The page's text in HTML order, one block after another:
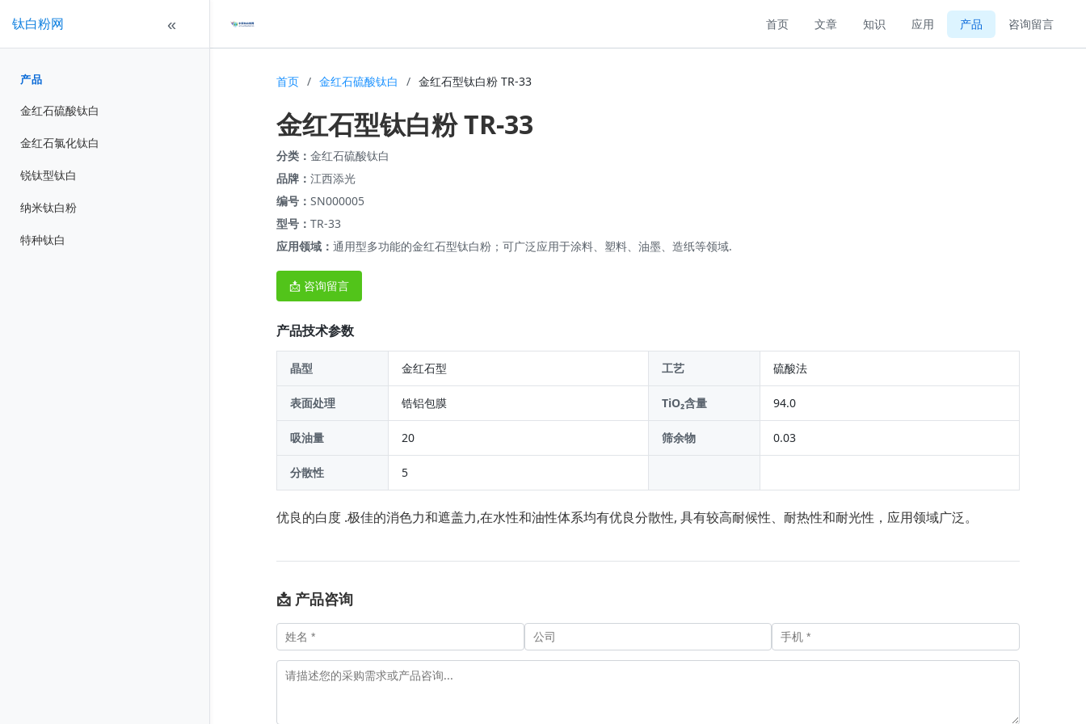
钛白粉网 «
产品
金红石硫酸钛白
金红石氯化钛白
锐钛型钛白
纳米钛白粉
特种钛白
首页 文章 知识 应用 产品 咨询留言
首页 / 金红石硫酸钛白 / 金红石型钛白粉 TR-33
金红石型钛白粉 TR-33
分类： 金红石硫酸钛白
品牌： 江西添光
编号： SN000005
型号： TR-33
应用领域： 通用型多功能的金红石型钛白粉；可广泛应用于涂料、塑料、油墨、造纸等领域.
📩 咨询留言
产品技术参数
晶型 金红石型 工艺 硫酸法
表面处理 锆铝包膜 TiO₂含量 94.0
吸油量 20 筛余物 0.03
分散性 5
优良的白度 .极佳的消色力和遮盖力,在水性和油性体系均有优良分散性, 具有较高耐候性、耐热性和耐光性，应用领域广泛。
📩 产品咨询